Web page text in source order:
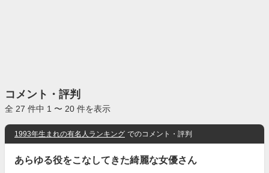
コメント・評判
全 27 件中 1 〜 20 件を表示
1993年生まれの有名人ランキング でのコメント・評判
あらゆる役をこなしてきた綺麗な女優さん